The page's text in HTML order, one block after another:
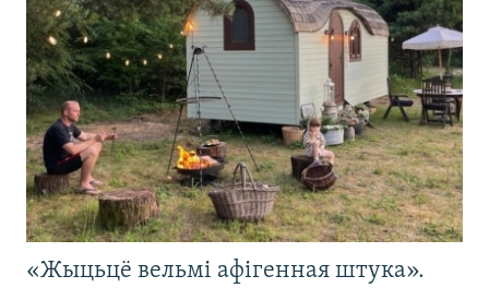
«Жыцьцё вельмі афігенная штука».